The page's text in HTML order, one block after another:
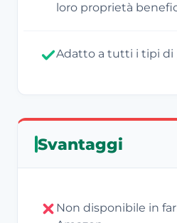
loro proprietà
Adatto a tutti i tipi di
Svantaggi
Non disponibile in